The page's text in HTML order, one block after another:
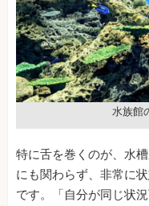
水族館
特に舌を巻くのが、水
にも関わらず、非常に
です。「自分が同じ状